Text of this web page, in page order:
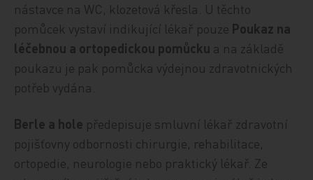
nástavce na WC, klozetová křesla. U těchto
pomůcek vystaví indikující lékař pouze Poukaz na
léčebnou a ortopedickou pomůcku a na základě
poukazu je pak pomůcka výdejnou zdravotnických
potřeb vydána.
Berle a hole předepisuje smluvní lékař zdravotní
pojišťovny odbornosti chirurgie, rehabilitace,
ortopedie, neurologie nebo praktický lékař. Ze